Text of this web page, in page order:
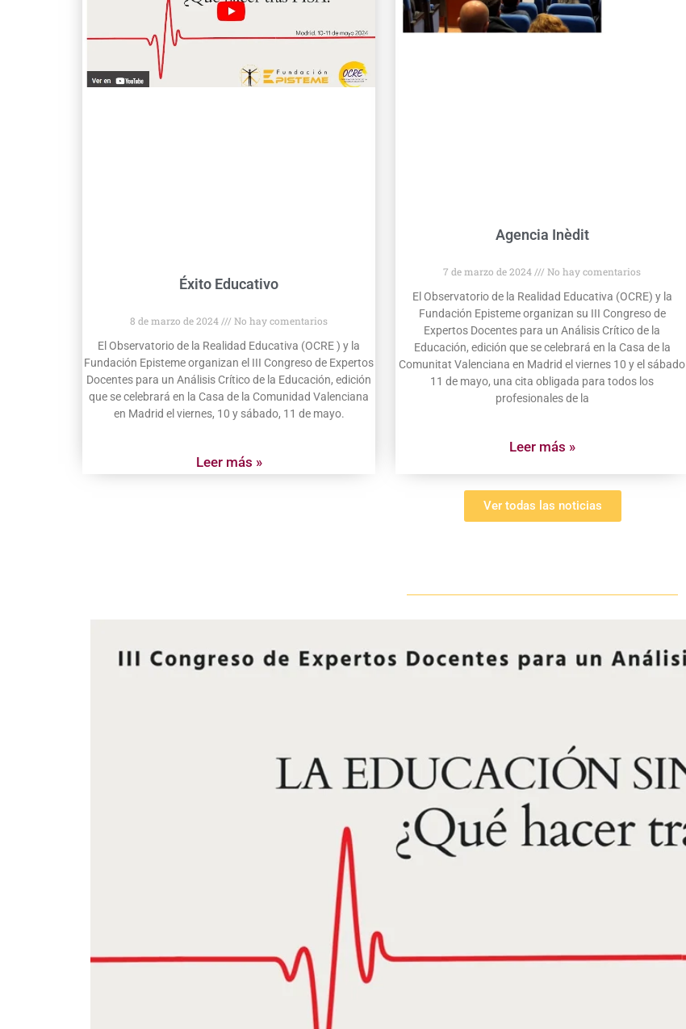
Éxito Educativo
8 de marzo de 2024
No hay comentarios
El Observatorio de la Realidad Educativa (OCRE ) y la
Fundación Episteme organizan el III Congreso de Expertos
Docentes para un Análisis Crítico de la Educación, edición
que se celebrará en la Casa de la Comunidad Valenciana
en Madrid el viernes, 10 y sábado, 11 de mayo.
Leer más »
Agencia Inèdit
7 de marzo de 2024
No hay comentarios
El Observatorio de la Realidad Educativa (OCRE) y la
Fundación Episteme organizan su III Congreso de
Expertos Docentes para un Análisis Crítico de la
Educación, edición que se celebrará en la Casa de la
Comunitat Valenciana en Madrid el viernes 10 y el sábado
11 de mayo, una cita obligada para todos los
profesionales de la
Leer más »
Ver todas las noticias